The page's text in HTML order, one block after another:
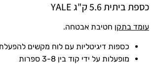
כספת ביתית 5.6 ק"ג YALE
עומד בתקן חטיבת אבטחה.
כספות דיגיטליות עם לוח מקשים
מופעלות על ידי קוד בין 3-8 ספרות